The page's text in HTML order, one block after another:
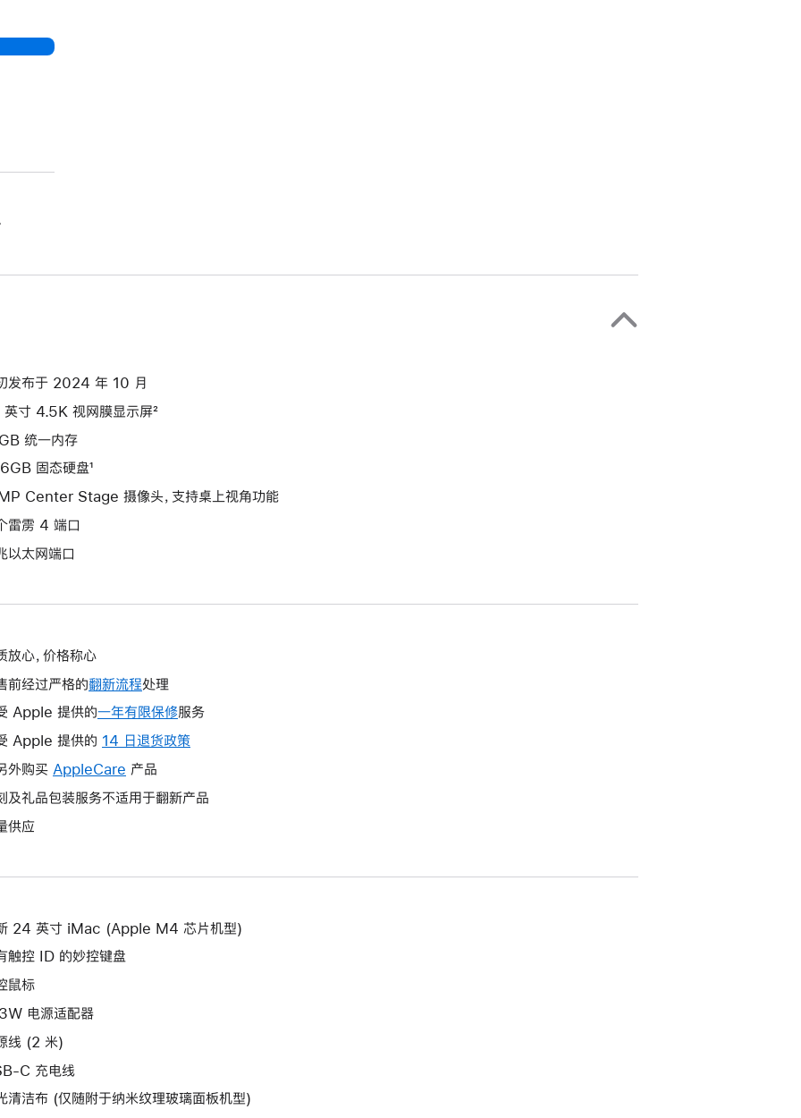
发布于 2024 年 10 月
寸 4.5K 视网膜显示屏²
统一内存
固态硬盘¹
Center Stage 摄像头，支持桌上视角功能
雷雳 4 端口
以太网端口
放心，价格称心
前经过严格的翻新流程处理
Apple 提供的一年有限保修此
操
打
服务
Apple 提供的 14 日退货政策
将
新
窗
外购买 AppleCare 此
操
开
的
产品
及礼品包装服务不适用于翻新产品
供应
24 英寸 iMac (Apple M4 芯片机型)
触控 ID 的妙控键盘
鼠标
电源适配器
线 (2 米)
C 充电线
清洁布 (仅随附于纳米纹理玻璃面板机型)